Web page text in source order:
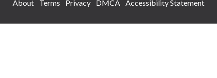
About
Terms Privacy DMCA Accessibility Statement